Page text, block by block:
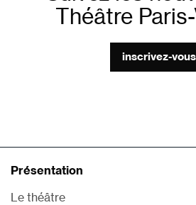
Théâtre
inscrivez-vous
Présentation
Le théâtre